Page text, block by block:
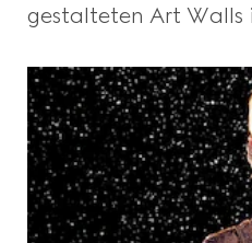
gestalteten Art Walls